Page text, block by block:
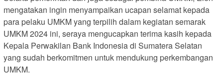
mengatakan ingin menyampaikan ucapan selamat kepada
para pelaku UMKM yang terpilih dalam kegiatan semarak
UMKM 2024 ini, seraya mengucapkan terima kasih kepada
Kepala Perwakilan Bank Indonesia di Sumatera Selatan
yang sudah berkomitmen untuk mendukung perkembangan
UMKM.